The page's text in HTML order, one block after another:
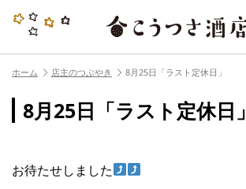
ホーム 店主のつぶやき 8月25日「ラスト定休日」
8月25日「ラスト定休日」
お待たせしました